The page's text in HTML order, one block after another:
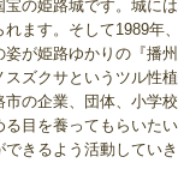
の姫路城です。城に
ます。そして1989
が姫路ゆかりの『播
ズクサというツル性
の企業、団体、小学
目を養ってもらいた
きるよう活動していき